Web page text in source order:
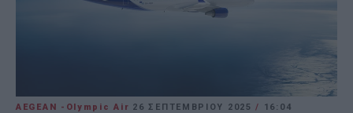
AEGEAN -Olympic Air 26 ΣΕΠΤΕΜΒΡΊΟΥ 2025/ 16:04